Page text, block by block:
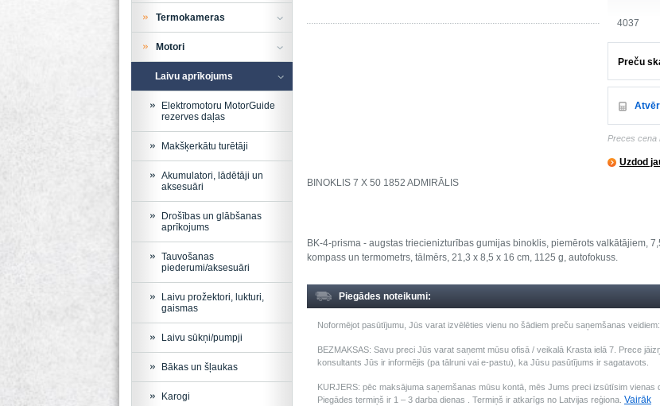
4037
Preču
Preces cena
Uzdod
BINOKLIS 7 X 50 1852 ADMIRĀLIS
BK-4-prisma - augstas triecienizturības gumijas binoklis, piemērots valkātājiem,
kompass un termometrs, tālmērs, 21,3 x 8,5 x 16 cm, 1125 g, autofokuss.
Piegādes noteikumi:
Noformējot pasūtījumu, Jūs varat izvēlēties vienu no šādiem preču saņemšanas veidiem:
BEZMAKSAS: Savu preci Jūs varat saņemt mūsu ofisā / veikalā Krasta ielā 7. Prece
konsultants Jūs ir informējis (pa tālruni vai e-pastu), ka Jūsu pasūtījums ir sagatavots.
KURJERS: pēc maksājuma saņemšanas mūsu kontā, mēs Jums preci izsūtīsim
Piegādes termiņš ir 1 – 3 darba dienas . Termiņš ir atkarīgs no Latvijas reģiona. Vairāk
Termokameras
Motori
Laivu aprīkojums
Elektromotoru MotorGuide
rezerves daļas
Makšķerkātu turētāji
Akumulatori, lādētāji un
aksesuāri
Drošības un glābšanas
aprīkojums
Tauvošanas
piederumi/aksesuāri
Laivu prožektori, lukturi,
gaismas
Laivu sūkņi/pumpji
Bākas un šļaukas
Karogi